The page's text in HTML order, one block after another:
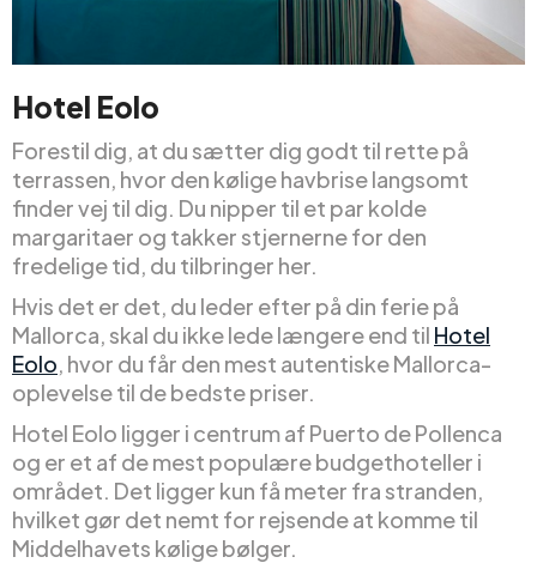
Hotel Eolo
Forestil dig, at du sætter dig godt til rette på
terrassen, hvor den kølige havbrise langsomt
finder vej til dig. Du nipper til et par kolde
margaritaer og takker stjernerne for den
fredelige tid, du tilbringer her.
Hvis det er det, du leder efter på din ferie på
Mallorca, skal du ikke lede længere end til Hotel
Eolo, hvor du får den mest autentiske Mallorca-
oplevelse til de bedste priser.
Hotel Eolo ligger i centrum af Puerto de Pollenca
og er et af de mest populære budgethoteller i
området. Det ligger kun få meter fra stranden,
hvilket gør det nemt for rejsende at komme til
Middelhavets kølige bølger.